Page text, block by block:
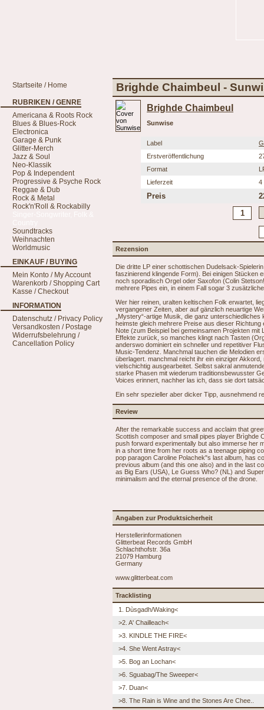
Startseite / Home
RUBRIKEN / GENRE
Americana & Roots Rock
Blues & Blues-Rock
Electronica
Garage & Punk
Glitter-Merch
Jazz & Soul
Neo-Klassik
Pop & Independent
Progressive & Psyche Rock
Reggae & Dub
Rock & Metal
Rock'n'Roll & Rockabilly
Soundtracks
Weihnachten
Worldmusic
EINKAUF / BUYING
Mein Konto / My Account
Warenkorb / Shopping Cart
Kasse / Checkout
INFORMATION
Datenschutz / Privacy Policy
Versandkosten / Postage
Widerrufsbelehrung /
Cancellation Policy
Brighde Chaimbeul -
Brighde Chaimbeul
Sunwise
Label
Erstveröffentlichung
Format
Lieferzeit
4
Preis
Rezension
Die dritte LP einer schottischen Dudelsack-
faszinierend klingende Form). Bei einigen Stücken
noch sporadisch Orgel oder Saxofon (Colin
mehrere Pipes ein, in einem Fall sogar 3
Wer hier reinen, uralten keltischen Folk erwartet,
vergangener Zeiten, aber auf gänzlich neuartige
„Mystery“-artige Musik, die ganz
heimste gleich mehrere Preise aus dieser
Note (zum Beispiel bei gemeinsamen Projekten
Effekte zurück, so manches klingt nach Tasten
anderswo dominiert ein schneller und repetitiver
Music-Tendenz. Manchmal tauchen die Melodien
überlagert. manchmal reicht ihr ein einziger
vielschichtig ausgearbeitet. Selbst sakral
starke Phasen mit wiederum traditionsbewusster
Voices erinnert, nachher las ich, dass sie dort
Ein sehr spezieller aber dicker Tipp, ausnehmend
Review
After the remarkable success and acclaim that
Scottish composer and small pipes player Brìghde
push forward experimentally but also immerse her
in a short time from her roots as a teenage piping
pop paragon Caroline Polachek"s last album, has
previous album (and this one also) and in the last
as Big Ears (USA), Le Guess Who? (NL) and
minimalism and the eternal presence of the drone.
Angaben zur Produktsicherheit
Herstellerinformationen
Glitterbeat Records GmbH
Schlachthofstr. 36a
21079 Hamburg
Germany
www.glitterbeat.com
Tracklisting
1. Dùsgadh/Waking<
>2. A' Chailleach<
>3. KINDLE THE FIRE<
>4. She Went Astray<
>5. Bog an Lochan<
>6. Sguabag/The Sweeper<
>7. Duan<
>8. The Rain is Wine and the Stones Are Chee..